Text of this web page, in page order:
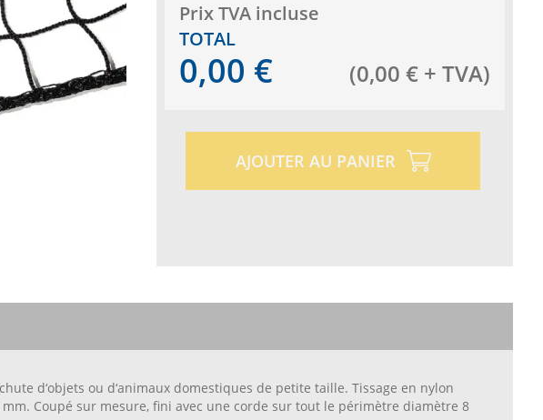
Prix ​​TVA incluse
TOTAL
0,00 € (0,00 € + TVA)
AJOUTER AU PANIER
d‘objets ou d‘animaux domestiques de petite taille. Tissage en nylon
Coupé sur mesure, fini avec une corde sur tout le périmètre diamètre 8